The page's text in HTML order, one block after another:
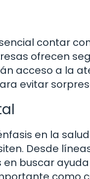
contar
ofrecen
acceso a la
evitar
en la
Desde
buscar